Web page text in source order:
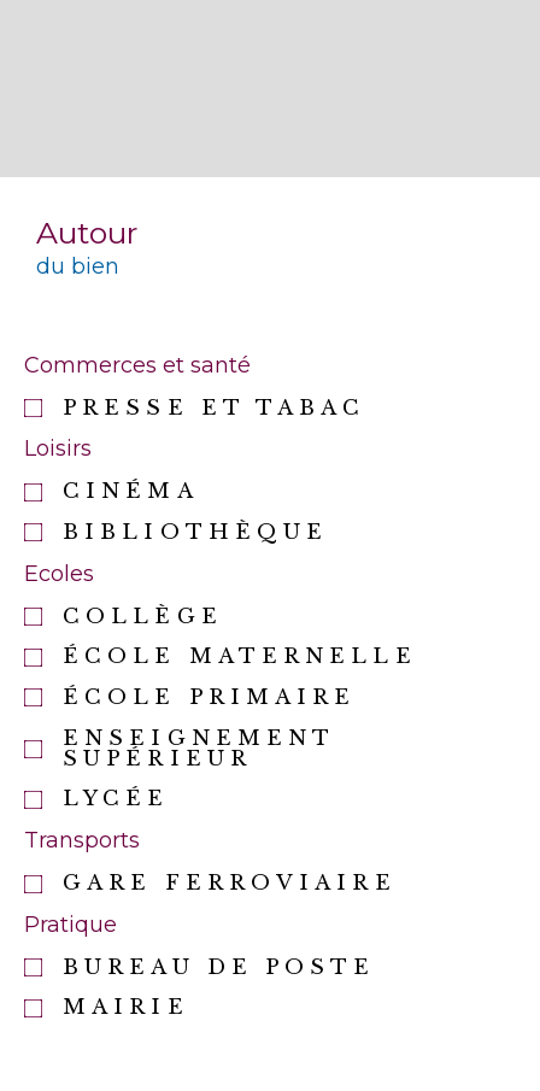
Autour
du bien
Commerces et santé
PRESSE ET TABAC
Loisirs
CINÉMA
BIBLIOTHÈQUE
Ecoles
COLLÈGE
ÉCOLE MATERNELLE
ÉCOLE PRIMAIRE
ENSEIGNEMENT
SUPÉRIEUR
LYCÉE
Transports
GARE FERROVIAIRE
Pratique
BUREAU DE POSTE
MAIRIE